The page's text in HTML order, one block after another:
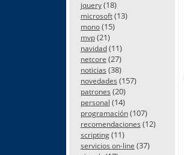
jquery(18)
microsoft(13)
mono(15)
mvp(21)
navidad(11)
netcore (27)
noticias (38)
novedades (157)
patrones (20)
personal (14)
programación(107)
recomendaciones (12)
scripting(11)
servicios on-line (37)